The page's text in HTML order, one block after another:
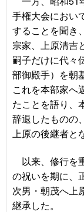
手権大会におい
することを聞き
宗家、上原清吉
嗣子だけに代々
部御殿手）を朝
これを本部家へ
たことを語り、
辞退したものの
上原の後継者と
以来、修行を
の祝いを期に、
次男・朝茂へ上
継承した。